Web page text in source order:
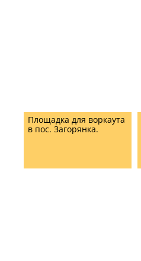
Площадка для воркаута
в пос. Загорянка.